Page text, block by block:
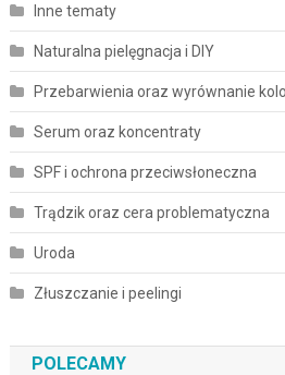
Inne tematy
Naturalna pielęgnacja i DIY
Przebarwienia oraz wyrównanie
Serum oraz koncentraty
SPF i ochrona przeciwsłoneczna
Trądzik oraz cera problematyczna
Uroda
Złuszczanie i peelingi
POLECAMY